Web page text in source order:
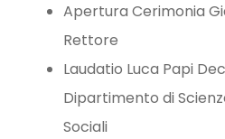
Apertura Cerimonia
Rettore
Laudatio Luca Papi
Dipartimento di
Sociali